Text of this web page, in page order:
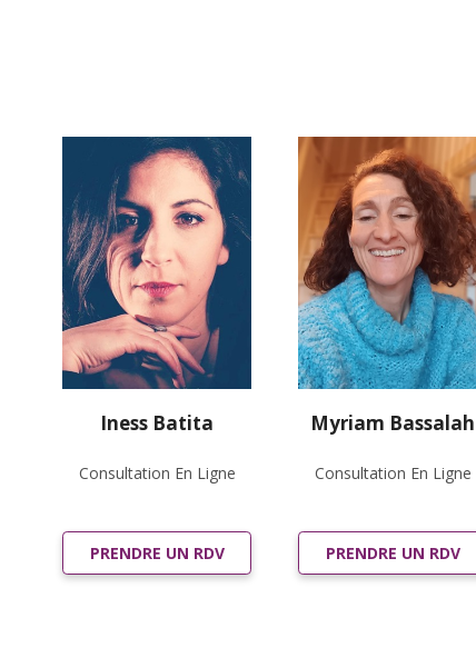
Iness Batita
Consultation En Ligne
PRENDRE UN RDV
Myriam Bassalah
Consultation En Ligne
PRENDRE UN RDV